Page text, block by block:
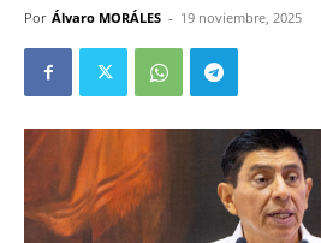
Por Álvaro MORÁLES - 19 noviembre, 2025